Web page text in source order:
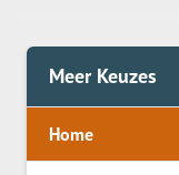
Meer Keuzes
Home